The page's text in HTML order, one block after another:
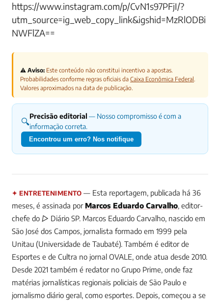
https://www.instagram.com/p/CvN1s97PFjI/?
utm_source=ig_web_copy_link&igshid=MzRlODBi
NWFlZA==
⚠️ Aviso: Este conteúdo não constitui incentivo a apostas.
Probabilidades conforme regras oficiais da Caixa Econômica Federal.
Valores aproximados na data de publicação.
🔍Precisão editorial — Nosso compromisso é com a
informação correta.
Encontrou um erro? Nos notifique
✦ ENTRETENIMENTO — Esta reportagem, publicada há 36
meses, é assinada por Marcos Eduardo Carvalho, editor-
chefe do ▷ Diário SP. Marcos Eduardo Carvalho, nascido em
São José dos Campos, jornalista formado em 1999 pela
Unitau (Universidade de Taubaté). Também é editor de
Esportes e de Cultra no jornal OVALE, onde atua desde 2010.
Desde 2021 também é redator no Grupo Prime, onde faz
matérias jornalísticas regionais policiais de São Paulo e
jornalismo diário geral, como esportes. Depois, começou a se